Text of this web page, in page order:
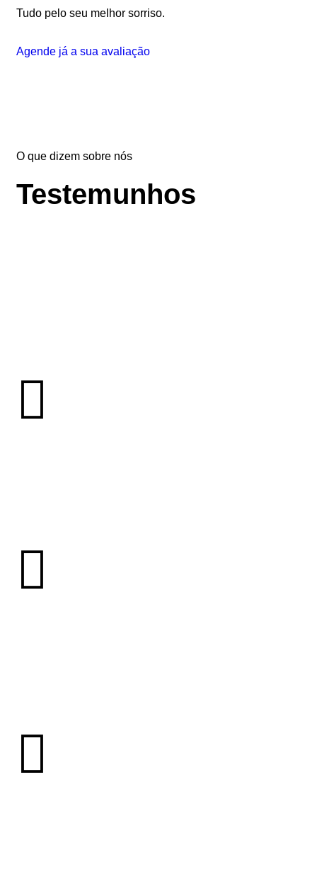
Tudo pelo seu melhor sorriso.
Agende já a sua avaliação
O que dizem sobre nós
Testemunhos